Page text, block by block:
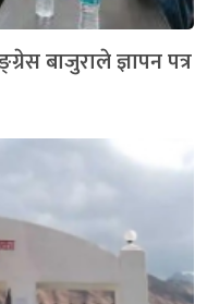
बाजुराले ज्ञापन पत्र